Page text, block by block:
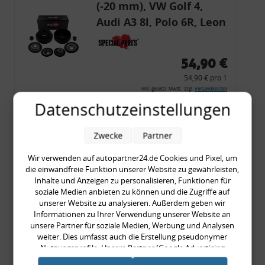
(-20 mm), VW Golf 4,
Audi A3 8l, Polo 6R, Leon
54,90 €
54,90 € pro 1
inkl. gesetzl. MwSt., zzgl. Versandkosten
Merkzettel
Zum Artikel
Rückleuchtenband mit
Blinker, rot, US-Ecken,
Audi 80 Cabrio, Typ 89,
OE-Nr.: 8G0945225 +
8G0945225C
999,99 €
Datenschutzeinstellungen
Wir verwenden auf autopartner24.de Cookies und Pixel, um
die einwandfreie Funktion unserer Website zu gewährleisten,
Inhalte und Anzeigen zu personalisieren, Funktionen für
soziale Medien anbieten zu können und die Zugriffe auf
unserer Website zu analysieren. Außerdem geben wir
Informationen zu Ihrer Verwendung unserer Website an
unsere Partner für soziale Medien, Werbung und Analysen
weiter. Dies umfasst auch die Erstellung pseudonymer
Nutzungsprofile. Unsere Partner (Google Advertising
Products) führen diese Informationen möglicherweise mit
Zwecke Partner